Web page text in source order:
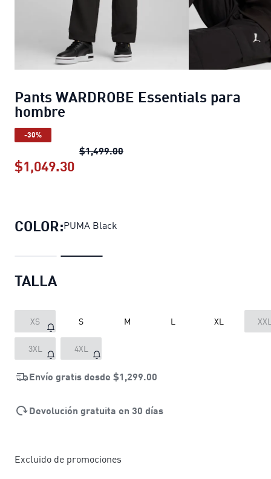
Pants WARDROBE Essentials para
hombre
-30%
$1,499.00Pants WARDROBE Essentials
$1,049.30
COLOR:PUMA Black
TALLA
XS S M L XL
3XL 4XL
Envío gratis desde $1,299.00
Devolución gratuita en 30 días
Excluido de promociones